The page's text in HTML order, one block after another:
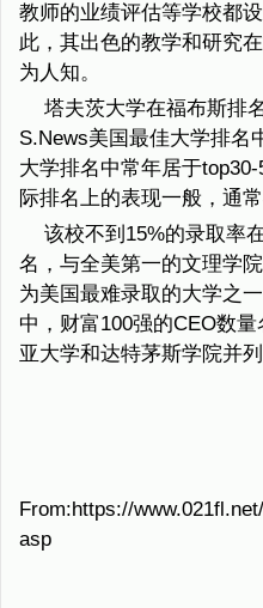
教师的业绩评估等学校都
此，其出色的教学和研究
为人知。
塔夫茨大学在福布斯排
S.News美国最佳大学排名
大学排名中常年居于
际排名上的表现一般，通
该校不到15%的录取率
名，与全美第一的文理学
为美国最难录取的大学之
中，财富100强的CEO数
亚大学和达特茅斯学院并列
From:https://
asp